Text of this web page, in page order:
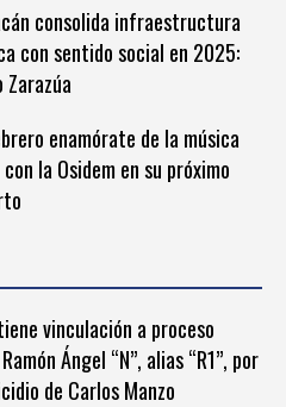
consolida infraestructura
con sentido social en 2025:
Zarazúa
enamórate de la música
la Osidem en su próximo
vinculación a proceso
Ángel “N”, alias “R1”, por
de Carlos Manzo